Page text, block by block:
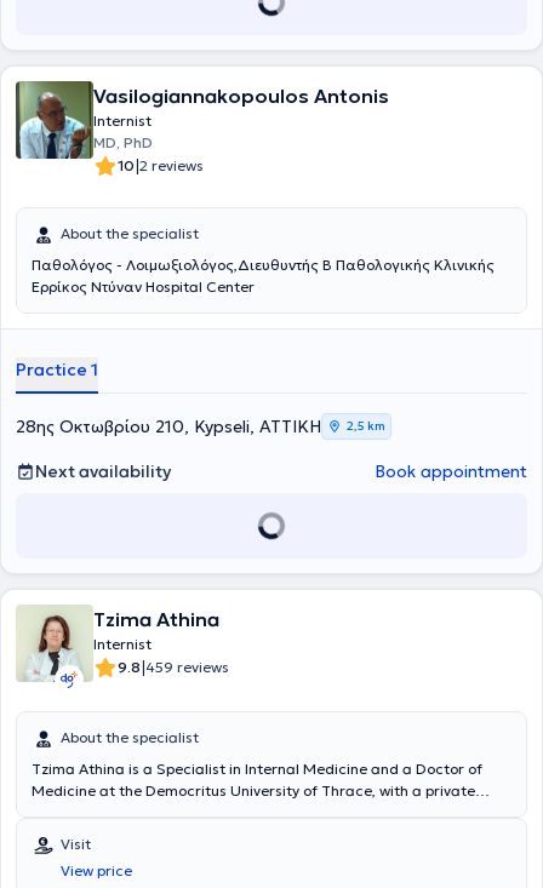
Vasilogiannakopoulos Antonis
Internist
MD, PhD
10|2 reviews
About the specialist
Παθολόγος - Λοιμωξιολόγος,Διευθυντής Β Παθολογικής Κλινικής
Ερρίκος Ντύναν Hospital Center
Practice 1
28ης Οκτωβρίου 210, Kypseli, ΑΤΤΙΚΗ 2,5 km
Next availability Book appointment
Tzima Athina
Internist
9.8|459 reviews
About the specialist
Tzima Athina is a Specialist in Internal Medicine and a Doctor of
Medicine at the Democritus University of Thrace, with a private
simultaneously collaborates with major hospitals in Attica, such as
"Errikos Dynan," HYGEIA, MITERA, the Medical Center, and the
Euroclinic.
Visit
View price